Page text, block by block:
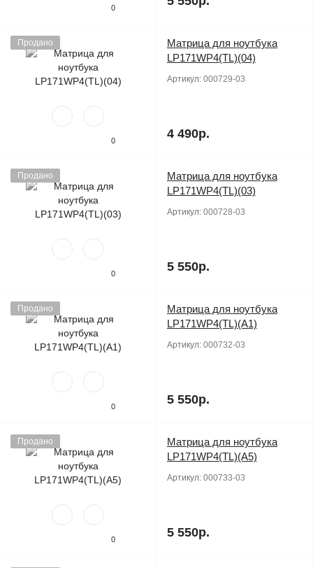
0
Продано
0
Матрица для ноутбука
LP171WP4(TL)(04)
Артикул: 000729-03
4 490р.
Продано
0
Матрица для ноутбука
LP171WP4(TL)(03)
Артикул: 000728-03
5 550р.
Продано
0
Матрица для ноутбука
LP171WP4(TL)(A1)
Артикул: 000732-03
5 550р.
Продано
0
Матрица для ноутбука
LP171WP4(TL)(A5)
Артикул: 000733-03
5 550р.